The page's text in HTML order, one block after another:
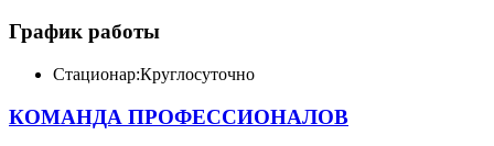
График работы
Стационар:Круглосуточно
КОМАНДА ПРОФЕССИОНАЛОВ